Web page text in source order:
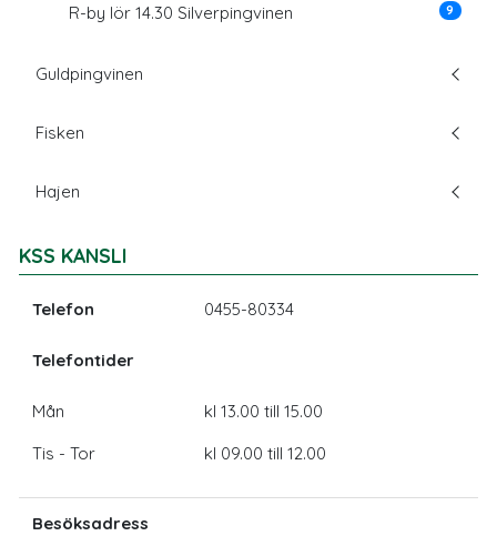
R-by lör 14.30 Silverpingvinen 9
Guldpingvinen
Fisken
Hajen
KSS KANSLI
Telefon 0455-80334
Telefontider
Mån
Tis - Tor
kl 13.00 till 15.00
kl 09.00 till 12.00
Besöksadress